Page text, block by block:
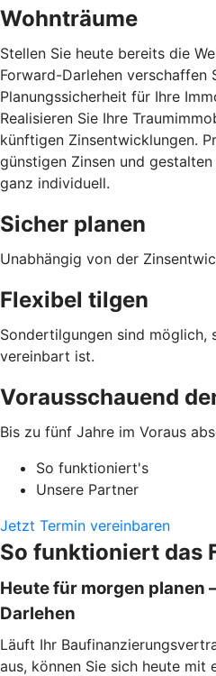
Wohnträume
Stellen Sie heute bereits die
Forward-Darlehen verschaffen
Planungssicherheit für Ihre
Realisieren Sie Ihre
künftigen Zinsentwicklungen.
günstigen Zinsen und
ganz individuell.
Sicher planen
Unabhängig von der
Flexibel tilgen
Sondertilgungen sind
vereinbart ist.
Vorausschauend
Bis zu fünf Jahre im Voraus
So funktioniert's
Unsere Partner
Jetzt Termin vereinbaren
So funktioniert das
Heute für morgen planen
Darlehen
Läuft Ihr
aus, können Sie sich heute mit